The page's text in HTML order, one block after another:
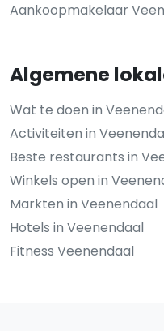
Aankoopmakelaar
Algemene
Wat te doen in
Activiteiten in
Beste restaurants in
Winkels open in
Markten in Veenendaal
Hotels in Veenendaal
Fitness Veenendaal